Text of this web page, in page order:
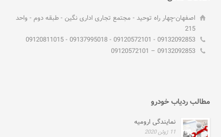
اصفهان-چهار راه توحید - مجتمع تجاری اداری نگین - طبقه دوم - واحد
215
09132092853 - 09120572101 - 09137995018 - 09120811015
09132092853 – 09120572101
مطالب ردیاب خودرو
نمایندگی ارومیه
11 ژوئن 2020